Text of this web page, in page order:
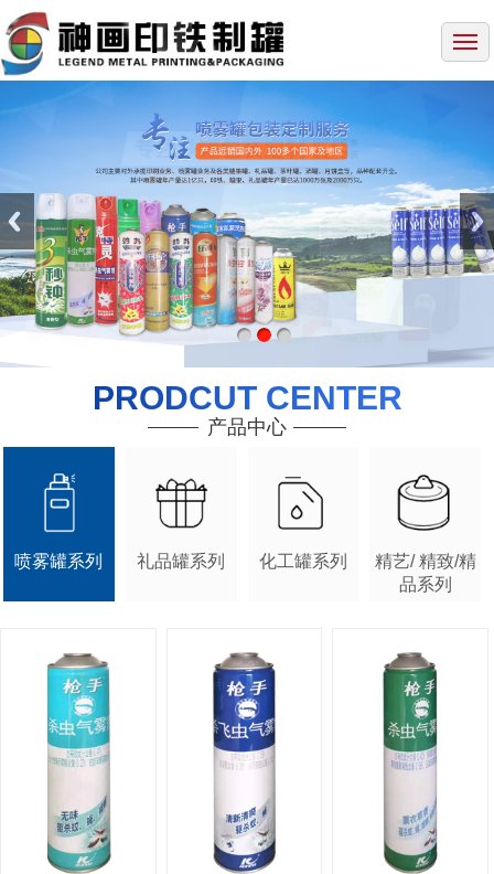
网站首页
产品展示
生产设备
企业动态
联系我们
PRODCUT CENTER
产品中心
喷雾罐系列 礼品罐系列 化工罐系列
精艺/ 精致/精
品系列